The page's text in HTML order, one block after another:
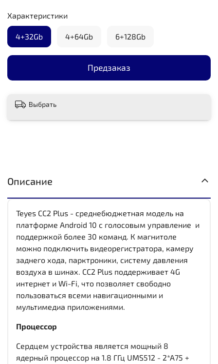
Предзаказ
Характеристики
4+32Gb 4+64Gb 6+128Gb
Выбрать
Описание
Teyes CC2 Plus - среднебюджетная модель на
платформе Android 10 с голосовым управление и
поддержкой более 30 команд. К магнитоле
можно подключить видеорегистратора, камеру
заднего хода, парктроники, систему давления
воздуха в шинах. CC2 Plus поддерживает 4G
интернет и Wi-Fi, что позволяет свободно
пользоваться всеми навигационными и
мультимедиа приложениями.
Процессор
Сердцем устройства является мощный 8
ядерный процессор на 1.8 ГГц UMS512 - 2*A75 +